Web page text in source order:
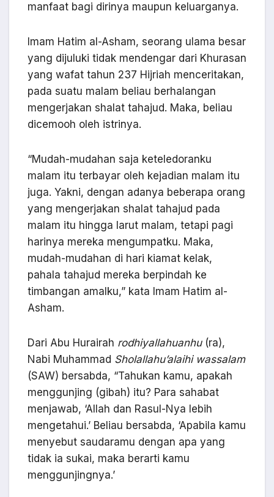
manfaat bagi dirinya maupun keluarganya.
Imam Hatim al-Asham, seorang ulama besar
yang dijuluki tidak mendengar dari Khurasan
yang wafat tahun 237 Hijriah menceritakan,
pada suatu malam beliau berhalangan
mengerjakan shalat tahajud. Maka, beliau
dicemooh oleh istrinya.
“Mudah-mudahan saja keteledoranku
malam itu terbayar oleh kejadian malam itu
juga. Yakni, dengan adanya beberapa orang
yang mengerjakan shalat tahajud pada
malam itu hingga larut malam, tetapi pagi
harinya mereka mengumpatku. Maka,
mudah-mudahan di hari kiamat kelak,
pahala tahajud mereka berpindah ke
timbangan amalku,” kata Imam Hatim al-
Asham.
Dari Abu Hurairah rodhiyallahuanhu(ra),
Nabi Muhammad Sholallahu’alaihi wassalam
(SAW) bersabda, “Tahukan kamu, apakah
menggunjing (gibah) itu? Para sahabat
menjawab, ‘Allah dan Rasul-Nya lebih
mengetahui.’ Beliau bersabda, ‘Apabila kamu
menyebut saudaramu dengan apa yang
tidak ia sukai, maka berarti kamu
menggunjingnya.’